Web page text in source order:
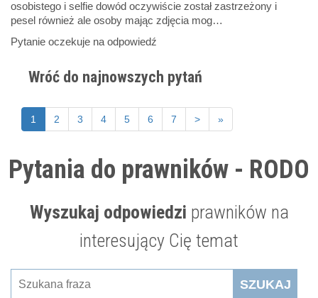
Pytania do prawników - RODO
Wyszukaj odpowiedzi prawników na
interesujący Cię temat
SZUKAJ
osobistego i selfie dowód oczywiście został zastrzeżony i
pesel również ale osoby mając zdjęcia mog…
Pytanie oczekuje na odpowiedź
Wróć do najnowszych pytań
1 2 3 4 5 6 7 > »